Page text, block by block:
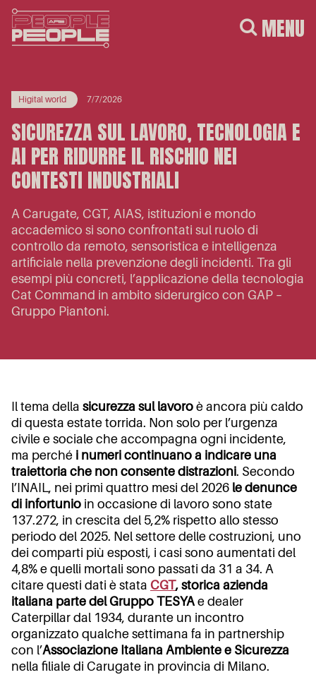
MENU
Higital world 7/7/2026
SICUREZZA SUL LAVORO, TECNOLOGIA E
AI PER RIDURRE IL RISCHIO NEI
CONTESTI INDUSTRIALI
A Carugate, CGT, AIAS, istituzioni e mondo
accademico si sono confrontati sul ruolo di
controllo da remoto, sensoristica e intelligenza
artificiale nella prevenzione degli incidenti. Tra gli
esempi più concreti, l’applicazione della tecnologia
Cat Command in ambito siderurgico con GAP –
Gruppo Piantoni.
Il tema della sicurezza sul lavoro è ancora più caldo
di questa estate torrida. Non solo per l’urgenza
civile e sociale che accompagna ogni incidente,
ma perché i numeri continuano a indicare una
traiettoria che non consente distrazioni. Secondo
l’INAIL, nei primi quattro mesi del 2026 le denunce
di infortunio in occasione di lavoro sono state
137.272, in crescita del 5,2% rispetto allo stesso
periodo del 2025. Nel settore delle costruzioni, uno
dei comparti più esposti, i casi sono aumentati del
4,8% e quelli mortali sono passati da 31 a 34. A
citare questi dati è stata CGT, storica azienda
italiana parte del Gruppo TESYAe dealer
Caterpillar dal 1934, durante un incontro
organizzato qualche settimana fa in partnership
con l’Associazione Italiana Ambiente e Sicurezza
nella filiale di Carugate in provincia di Milano.